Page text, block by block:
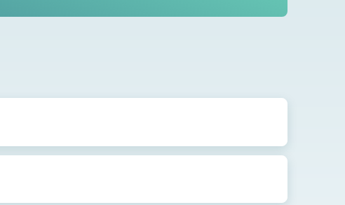
入出國日期證明書 護照
文件證明
領務規費收費數額
申請表格及範例下
駐地基本資料 簽證及入境須知
生活資訊
守護全球健康的創新能量
立院全力支持並盡速通過